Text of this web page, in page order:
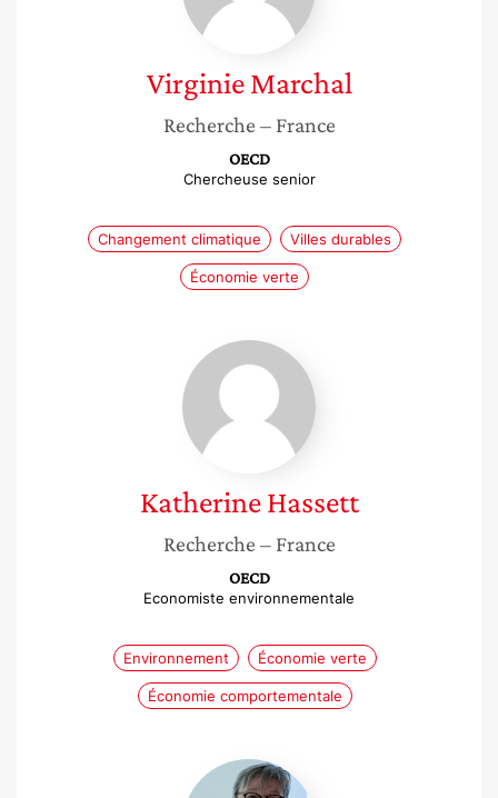
Virginie Marchal
Recherche – France
OECD
Chercheuse senior
Changement climatique Villes durables
Économie verte
Katherine
Hassett
Katherine Hassett
Recherche – France
OECD
Economiste environnementale
Environnement Économie verte
Économie comportementale
Sandrine
Grumberg